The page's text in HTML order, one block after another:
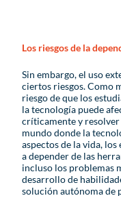
Los riesgos de la
Sin embargo, el uso
ciertos riesgos. Como
riesgo de que los
la tecnología puede
críticamente y resolver
mundo donde la
aspectos de la vida,
a depender de las
incluso los problemas
desarrollo de
solución autónoma de